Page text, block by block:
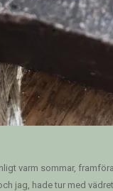
varm sommar,
jag, hade tur med